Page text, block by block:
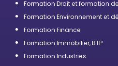
Formation Droit et formation
Formation Environnement et
Formation Finance
Formation Immobilier, BTP
Formation Industries